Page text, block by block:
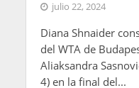
julio 22, 2024
Diana Shnaider
del WTA de
Aliaksandra
4) en la final del...